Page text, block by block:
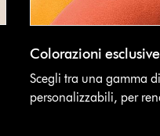
Colorazioni esclusive
Scegli tra una gamma
personalizzabili, per